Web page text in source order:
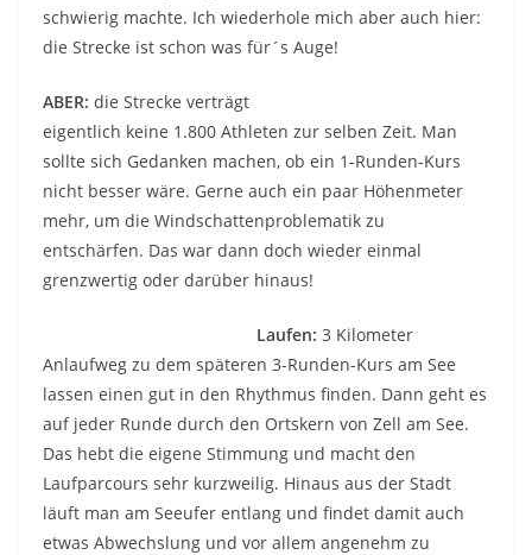
schwierig machte. Ich wiederhole mich aber auch hier:
die Strecke ist schon was für´s Auge!
ABER: die Strecke verträgt
eigentlich keine 1.800 Athleten zur selben Zeit. Man
sollte sich Gedanken machen, ob ein 1-Runden-Kurs
nicht besser wäre. Gerne auch ein paar Höhenmeter
mehr, um die Windschattenproblematik zu
entschärfen. Das war dann doch wieder einmal
grenzwertig oder darüber hinaus!
Laufen: 3 Kilometer
Anlaufweg zu dem späteren 3-Runden-Kurs am See
lassen einen gut in den Rhythmus finden. Dann geht es
auf jeder Runde durch den Ortskern von Zell am See.
Das hebt die eigene Stimmung und macht den
Laufparcours sehr kurzweilig. Hinaus aus der Stadt
läuft man am Seeufer entlang und findet damit auch
etwas Abwechslung und vor allem angenehm zu